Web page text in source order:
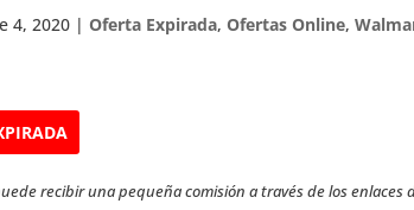
4, 2020 |Oferta Expirada,Ofertas Online,
recibir una pequeña comisión a través de los enlaces